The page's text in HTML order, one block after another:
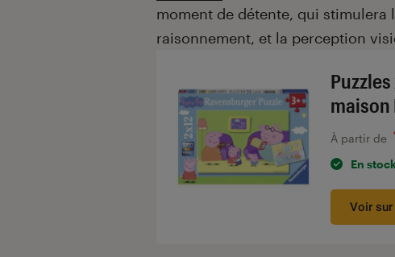
moment de détente, qui stimulera
raisonnement, et la perception
maison
À partir de
En
Voir sur